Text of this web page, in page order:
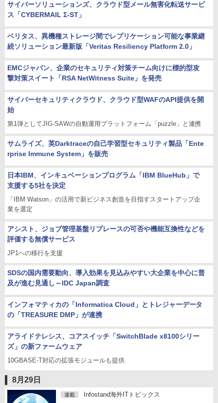
サイバーソリューションズ、クラウド型メール無害化転送サービ
ス「CYBERMAIL Σ-ST」
ベリタス、異機種ストレージ間でレプリケーション可能な事業継
続ソリューション最新版「Veritas Resiliency Platform 2.0」
EMCジャパン、企業のセキュリティ対策チーム向けに標的型攻
撃対策スイート「RSA NetWitness Suite」を発売
サイバーセキュリティクラウド、クラウド型WAFのAPI提供を開
始
第1弾としてJIG-SAWの自動運用プラットフォーム「puzzle」と連携
サムライズ、英Darktraceの自己学習型セキュリティ製品「Ente
rprise Immune System」を販売
日本IBM、インキュベーションプログラム「IBM BlueHub」で
支援する5社を決定
「IBM Watson」の活用で新ビジネス創造を目指すスタートアップ企
業を選定
アシスト、ジョブ管理基盤リプレースの可否や機能互換性などを
評価する無償サービス
JP1への移行を支援
SDSの国内需要動向、導入効果を見込みやすい大企業を中心に普
及が進む見通し～IDC Japan調査
インフォマティカの「Informatica Cloud」とトレジャーデータ
の「TREASURE DMP」が連携
アライドテレシス、コアスイッチ「SwitchBlade x8100シリー
ズ」の新ファームウェア
10GBASE-T対応の拡張モジュールも提供
8月29日
連載 Infostand海外ITトピックス